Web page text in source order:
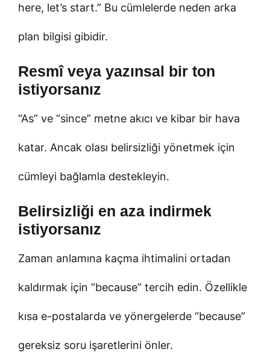
here, let’s start.” Bu cümlelerde neden arka
plan bilgisi gibidir.
Resmî veya yazınsal bir ton
istiyorsanız
“As” ve “since” metne akıcı ve kibar bir hava
katar. Ancak olası belirsizliği yönetmek için
cümleyi bağlamla destekleyin.
Belirsizliği en aza indirmek
istiyorsanız
Zaman anlamına kaçma ihtimalini ortadan
kaldırmak için “because” tercih edin. Özellikle
kısa e-postalarda ve yönergelerde “because”
gereksiz soru işaretlerini önler.